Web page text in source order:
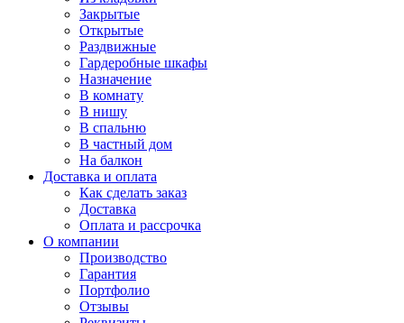
Закрытые
Открытые
Раздвижные
Гардеробные шкафы
Назначение
В комнату
В нишу
В спальню
В частный дом
На балкон
Доставка и оплата
Как сделать заказ
Доставка
Оплата и рассрочка
О компании
Производство
Гарантия
Портфолио
Отзывы